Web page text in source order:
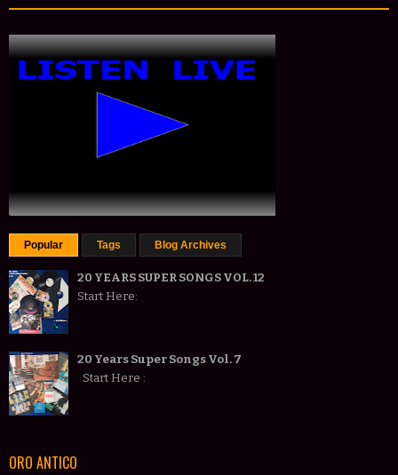
Popular Tags Blog Archives
20 YEARS SUPER SONGS VOL. 12
Start Here:
20 Years Super Songs Vol. 7
Start Here :
ORO ANTICO